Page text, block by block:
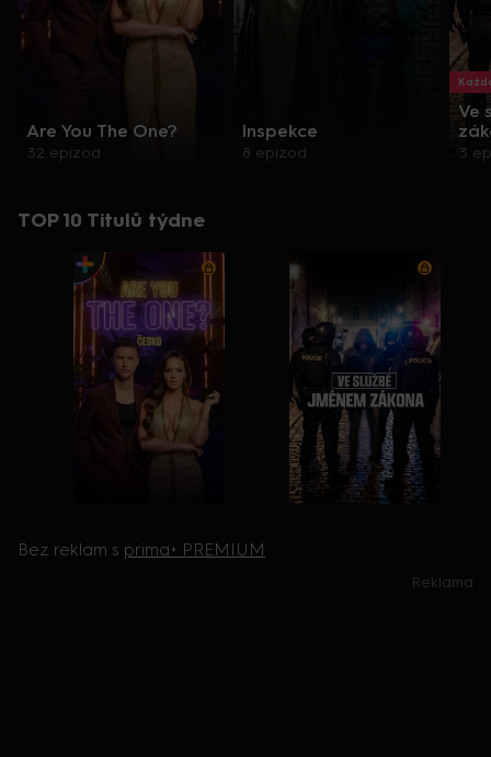
Are You The One?
32 epizod
Inspekce
8 epizod
Ve
3
TOP 10 Titulů týdne
Bez reklam s prima+ PREMIUM
Reklama